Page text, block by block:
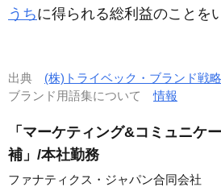
うちに得られる総利益のことを
出典 (株)トライベック・ブランド戦
ブランド用語集について情報
「マーケティング&コミュニケ
補」/本社勤務
ファナティクス・ジャパン合同会社